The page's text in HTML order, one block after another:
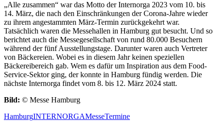
„Alle zusammen“ war das Motto der Internorga 2023 vom 10. bis
14. März, die nach den Einschränkungen der Corona-Jahre wieder
zu ihrem angestammten März-Termin zurückgekehrt war.
Tatsächlich waren die Messehallen in Hamburg gut besucht. Und so
berichtet auch die Messegesellschaft von rund 80.000 Besuchern
während der fünf Ausstellungstage. Darunter waren auch Vertreter
von Bäckereien. Wobei es in diesem Jahr keinen speziellen
Bäckereibereich gab. Wem es dafür um Inspiration aus dem Food-
Service-Sektor ging, der konnte in Hamburg fündig werden. Die
nächste Internorga findet vom 8. bis 12. März 2024 statt.
Bild: © Messe Hamburg
HamburgINTERNORGAMesseTermine